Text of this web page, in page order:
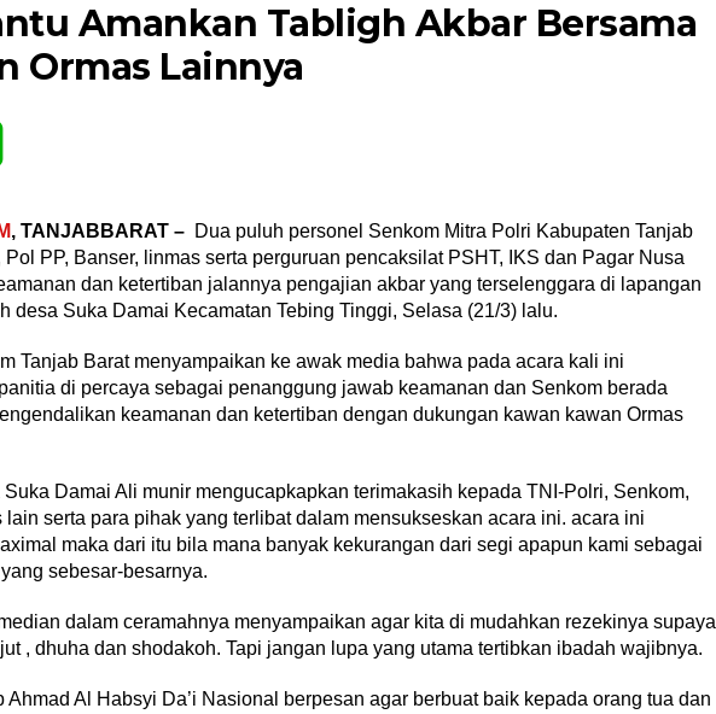
Amankan Tabligh Akbar Bersama
Ormas Lainnya
, TANJABBARAT – Dua puluh personel Senkom Mitra Polri Kabupaten Tanjab
PP, Banser, linmas serta perguruan pencaksilat PSHT, IKS dan Pagar Nusa
dan ketertiban jalannya pengajian akbar yang terselenggara di lapangan
desa Suka Damai Kecamatan Tebing Tinggi, Selasa (21/3) lalu.
Tanjab Barat menyampaikan ke awak media bahwa pada acara kali ini
di percaya sebagai penanggung jawab keamanan dan Senkom berada
keamanan dan ketertiban dengan dukungan kawan kawan Ormas
Damai Ali munir mengucapkapkan terimakasih kepada TNI-Polri, Senkom,
lain serta para pihak yang terlibat dalam mensukseskan acara ini. acara ini
maka dari itu bila mana banyak kekurangan dari segi apapun kami sebagai
sebesar-besarnya.
dalam ceramahnya menyampaikan agar kita di mudahkan rezekinya supaya
, dhuha dan shodakoh. Tapi jangan lupa yang utama tertibkan ibadah wajibnya.
Ahmad Al Habsyi Da’i Nasional berpesan agar berbuat baik kepada orang tua dan